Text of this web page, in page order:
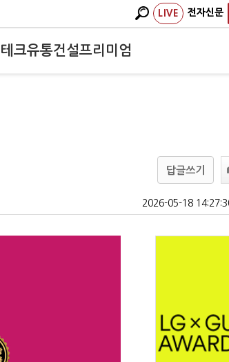
LIVE 전자신문
테크유통건설프리미엄
답글쓰기
2026-05-18